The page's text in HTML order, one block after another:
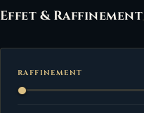
Effet
Effet & Raffinement
RAFFINEMENT